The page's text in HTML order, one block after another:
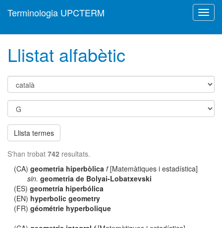
Terminologia UPCTERM
Llistat alfabètic
Llista termes
S'han trobat 742 resultats.
(CA)geometria hiperbòlica f[Matemàtiques i estadística]
sin. geometria de Bolyai-Lobatxevski
(ES)geometría hiperbólica
(EN) hyperbolic geometry
(FR)géométrie hyperbolique